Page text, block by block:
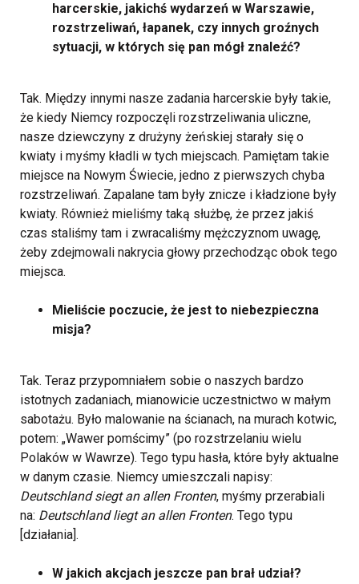
harcerskie, jakichś wydarzeń w Warszawie,
rozstrzeliwań, łapanek, czy innych groźnych
sytuacji, w których się pan mógł znaleźć?
Tak. Między innymi nasze zadania harcerskie były takie,
że kiedy Niemcy rozpoczęli rozstrzeliwania uliczne,
nasze dziewczyny z drużyny żeńskiej starały się o
kwiaty i myśmy kładli w tych miejscach. Pamiętam takie
miejsce na Nowym Świecie, jedno z pierwszych chyba
rozstrzeliwań. Zapalane tam były znicze i kładzione były
kwiaty. Również mieliśmy taką służbę, że przez jakiś
czas staliśmy tam i zwracaliśmy mężczyznom uwagę,
żeby zdejmowali nakrycia głowy przechodząc obok tego
miejsca.
Mieliście poczucie, że jest to niebezpieczna
misja?
Tak. Teraz przypomniałem sobie o naszych bardzo
istotnych zadaniach, mianowicie uczestnictwo w małym
sabotażu. Było malowanie na ścianach, na murach kotwic,
potem: „Wawer pomścimy” (po rozstrzelaniu wielu
Polaków w Wawrze). Tego typu hasła, które były aktualne
w danym czasie. Niemcy umieszczali napisy:
Deutschland siegt an allen Fronten, myśmy przerabiali
na: Deutschland liegt an allen Fronten. Tego typu
[działania].
W jakich akcjach jeszcze pan brał udział?